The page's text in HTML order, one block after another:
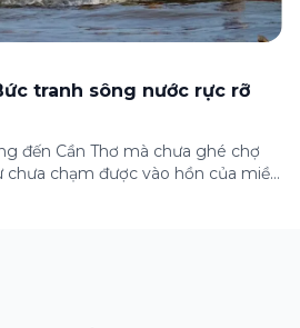
tranh sông nước rực rỡ
đến Cần Thơ mà chưa ghé chợ
chưa chạm được vào hồn của miền